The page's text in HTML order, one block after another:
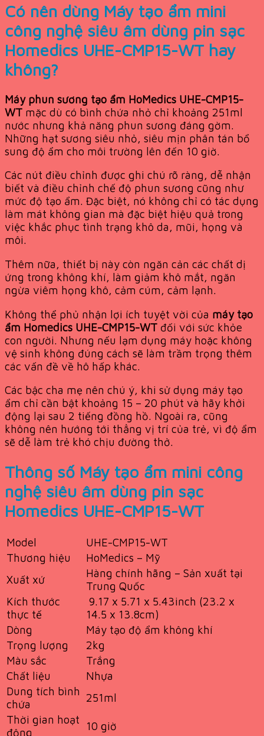
Có nên dùng Máy tạo ẩm mini
công nghệ siêu âm dùng pin sạc
Homedics UHE-CMP15-WT hay
không?
Máy phun sương tạo ẩm HoMedics UHE-CMP15-
WT mặc dù có bình chứa nhỏ chỉ khoảng 251ml
nước nhưng khả năng phun sương đáng gờm.
Những hạt sương siêu nhỏ, siêu mịn phân tán bổ
sung độ ẩm cho môi trường lên đến 10 giờ.
Các nút điều chỉnh được ghi chú rõ ràng, dễ nhận
biết và điều chỉnh chế độ phun sương cũng như
mức độ tạo ẩm. Đặc biệt, nó không chỉ có tác dụng
làm mát không gian mà đặc biệt hiệu quả trong
việc khắc phục tình trạng khô da, mũi, họng và
môi.
Thêm nữa, thiết bị này còn ngăn cản các chất dị
ứng trong không khí, làm giảm khô mắt, ngăn
ngừa viêm họng khô, cảm cúm, cảm lạnh.
Không thể phủ nhận lợi ích tuyệt vời của máy tạo
ẩm Homedics UHE-CMP15-WT đối với sức khỏe
con người. Nhưng nếu lạm dụng máy hoặc không
vệ sinh không đúng cách sẽ làm trầm trọng thêm
các vấn đề về hô hấp khác.
Các bậc cha mẹ nên chú ý, khi sử dụng máy tạo
ẩm chỉ cần bật khoảng 15 – 20 phút và hãy khởi
động lại sau 2 tiếng đồng hồ. Ngoài ra, cũng
không nên hướng tới thẳng vị trí của trẻ, vì độ ẩm
sẽ dễ làm trẻ khó chịu đường thở.
Thông số Máy tạo ẩm mini công
nghệ siêu âm dùng pin sạc
Homedics UHE-CMP15-WT
Model
UHE-CMP15-WT
Thương hiệu
HoMedics – Mỹ
Xuất xứ
Hàng chính hãng – Sản xuất tại
Trung Quốc
Kích thước
thực tế
9.17 x 5.71 x 5.43inch (23.2 x
14.5 x 13.8cm)
Dòng
Máy tạo độ ẩm không khí
Trọng lượng
2kg
Màu sắc
Trắng
Chất liệu
Nhựa
Dung tích bình
chứa
251ml
Thời gian hoạt
động
10 giờ